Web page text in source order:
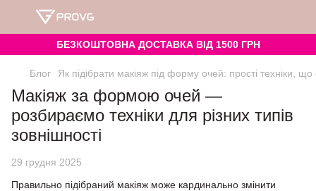
БЕЗКОШТОВНА ДОСТАВКА ВІД 1500 ГРН
Блог Як підібрати макіяж під форму очей: прості техніки,
Макіяж за формою очей —
розбираємо техніки для різних типів
зовнішності
29 грудня 2025
Правильно підібраний макіяж може кардинально змінити